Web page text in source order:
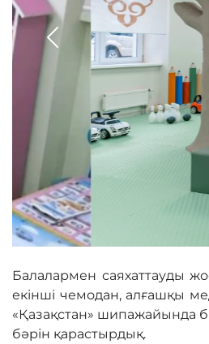
Балалармен саяхаттауды
екінші чемодан, алғашқы
«Қазақстан» шипажайында
бәрін қарастырдық.